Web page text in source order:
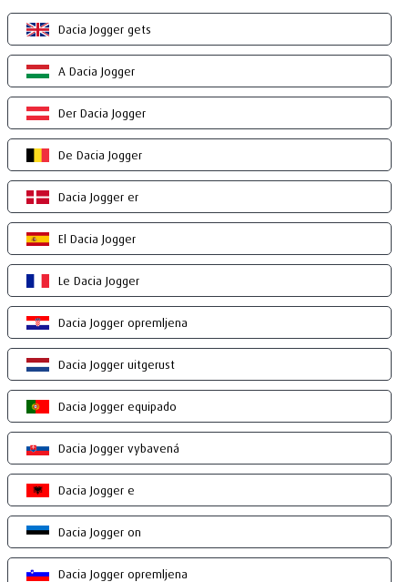
Dacia Jogger gets
A Dacia Jogger
Der Dacia Jogger
De Dacia Jogger
Dacia Jogger er
El Dacia Jogger
Le Dacia Jogger
Dacia Jogger opremljena
Dacia Jogger uitgerust
Dacia Jogger equipado
Dacia Jogger vybavená
Dacia Jogger e
Dacia Jogger on
Dacia Jogger opremljena